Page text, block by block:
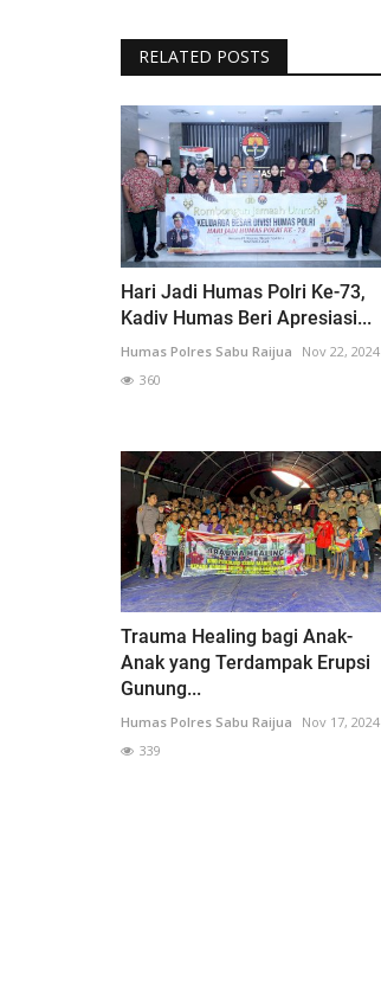
RELATED POSTS
Hari Jadi Humas Polri Ke-73,
Kadiv Humas Beri Apresiasi...
Humas Polres Sabu Raijua
Nov 22, 2024
360
Trauma Healing bagi Anak-
Anak yang Terdampak Erupsi
Gunung...
Humas Polres Sabu Raijua
Nov 17, 2024
339